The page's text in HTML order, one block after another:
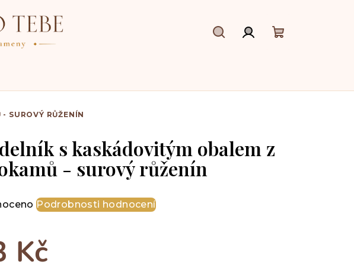
SUROVÝ RŮŽENÍN
s kaskádovitým obalem z
- surový růženín
Podrobnosti hodnocení
Kč